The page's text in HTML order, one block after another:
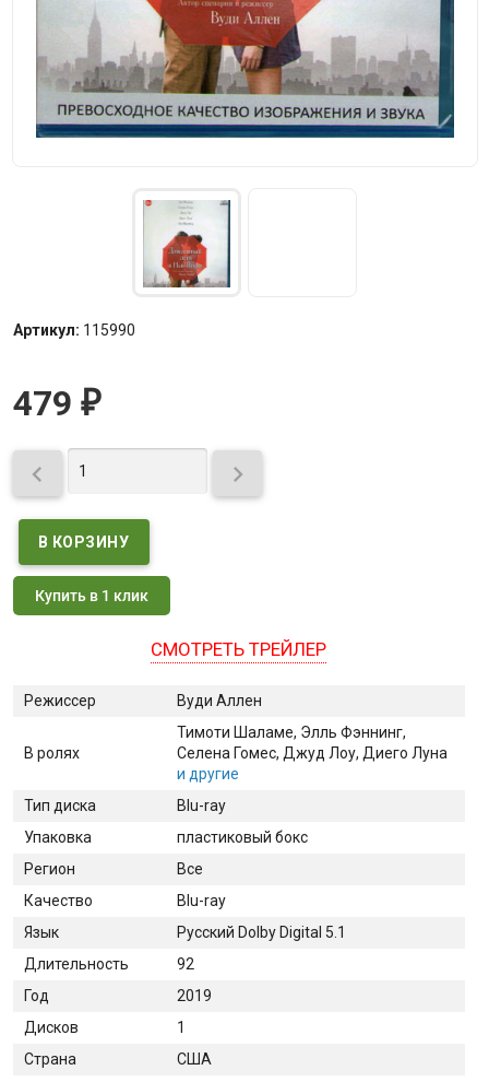
Артикул: 115990
479 ₽
 
Купить в 1 клик
СМОТРЕТЬ ТРЕЙЛЕР
Режиссер Вуди Аллен
В ролях
Тимоти Шаламе, Элль Фэннинг,
Селена Гомес, Джуд Лоу, Диего Луна
и другие
Тип диска
Blu-ray
Упаковка
пластиковый бокс
Регион
Все
Качество
Blu-ray
Язык
Русский Dolby Digital 5.1
Длительность
92
Год
2019
Дисков
1
Страна
США